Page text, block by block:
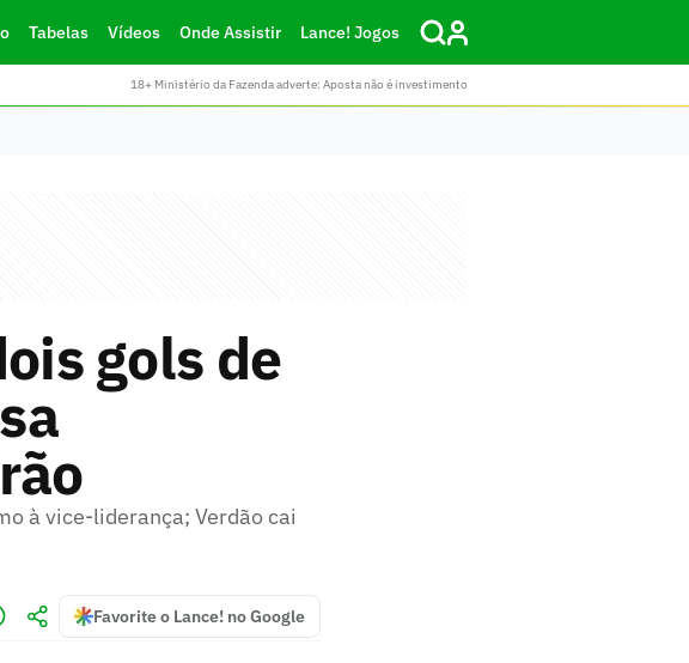
Tabelas Vídeos Onde Assistir Lance! Jogos
18+ Ministério da Fazenda adverte: Aposta não é investimento
gols de
à vice-liderança; Verdão cai
Favorite o Lance! no Google